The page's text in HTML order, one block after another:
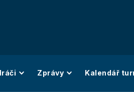
Zprávy Kalendář